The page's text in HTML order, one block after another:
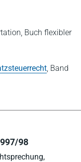
Buch flexibler
Band
98